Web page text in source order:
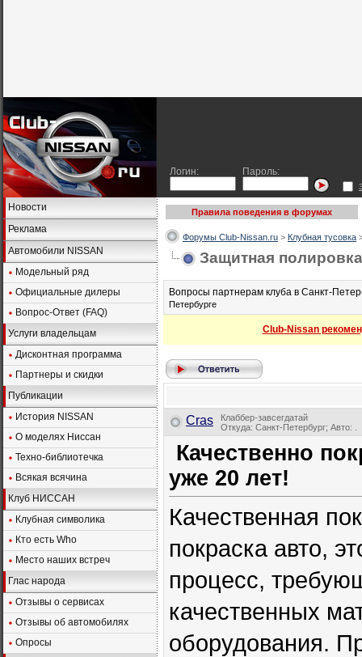
Логин: Пароль:
Новости
Реклама
Автомобили NISSAN
Модельный ряд
Официальные дилеры
Вопрос-Ответ (FAQ)
Услуги владельцам
Дисконтная программа
Партнеры и скидки
Публикации
История NISSAN
О моделях Ниссан
Техно-библиотечка
Всякая всячина
Клуб НИССАН
Клубная символика
Кто есть Who
Место наших встреч
Глас народа
Отзывы о сервисах
Отзывы об автомобилях
Опросы
Правила поведения в форумах
Форумы Club-Nissan.ru > Клубная тусовка
Защитная
Вопросы партнерам клуба в Санкт-
Петербурге
Club-Nissan
Cras
Клаббер-завсегдатай
Откуда: Санкт-Петербург; Авто: .
Качественно
уже 20 лет!
Качественная
покраска авто,
процесс,
качественных
оборудования.